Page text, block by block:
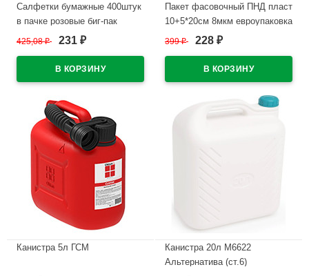
Салфетки бумажные 400штук
в пачке розовые биг-пак
В наличии
425,08₽ 231 ₽
Пакет фасовочный ПНД пласт
10+5*20см 8мкм евроупаковка
В наличии
399₽ 228 ₽
Канистра 5л ГСМ
Канистра 20л М6622
Альтернатива (ст.6)